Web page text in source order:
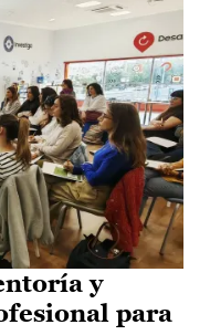
y
para